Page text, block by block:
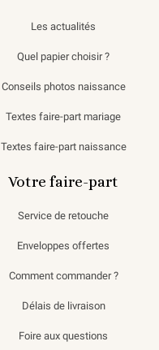
Les actualités
Quel papier choisir ?
Conseils photos naissance
Textes faire-part mariage
Textes faire-part naissance
Votre faire-part
Service de retouche
Enveloppes offertes
Comment commander ?
Délais de livraison
Foire aux questions